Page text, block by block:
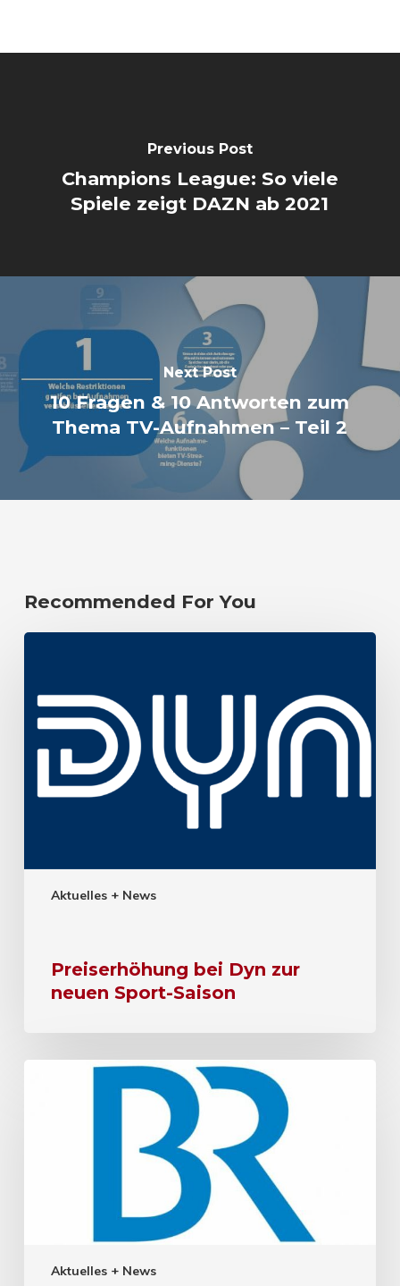
Previous Post
Champions League: So viele
Spiele zeigt DAZN ab 2021
Next Post
10 Fragen & 10 Antworten zum
Thema TV-Aufnahmen – Teil 2
Recommended For You
Aktuelles + News
Preiserhöhung bei Dyn zur
neuen Sport-Saison
Aktuelles + News